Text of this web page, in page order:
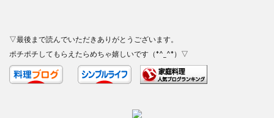
▽最後まで読んでいただきありがとうございます。
ポチポチしてもらえたらめちゃ嬉しいです（*^_^*）▽